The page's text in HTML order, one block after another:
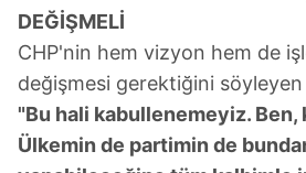
DEĞİŞMELİ
CHP'nin hem vizyon hem de
değişmesi gerektiğini
"Bu hali kabullenemeyiz.
Ülkemin de partimin de